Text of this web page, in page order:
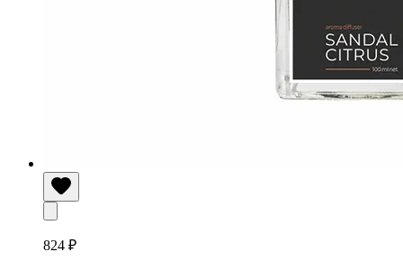
824 ₽